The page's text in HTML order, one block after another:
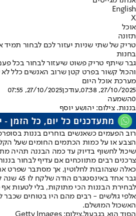
English
X
אוכל
תזונה
טריק של שתי שניות יעזור לכם לבחור
בחנות
גבר שיתף טריק פשוט שיעזור לבחור בכל
והכול קשור בפרט קטן שרוב האנשים כלל לא
מערכת אוכל היום
27/10/2025, 07:38
,עודכן27/10/2025, 07:55
0השמעה
בננות. צילום: יהושע יוסף
רוב הפעמים כשאנשים בוחרים בננות
הצבע או על כמות הכתמים החומים שעל
שיכול לחשוף בדיוק עד כמה הבננה תהיה
צרכנים רבים מתווכחים אם עדיף לבחור
כאלה שצהובות לחלוטין, אך מסתבר שפרט
גבר אחד
לבחירת הבננות הכי מתוקות, בלי לטעות
אלפי גולשים - רבים מהם היו בטוחים שכבר
האשכול המושלם.